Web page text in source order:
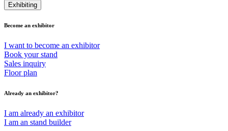
Exhibiting
Become an exhibitor
I want to become an exhibitor
Book your stand
Sales inquiry
Floor plan
Already an exhibitor?
I am already an exhibitor
I am an stand builder